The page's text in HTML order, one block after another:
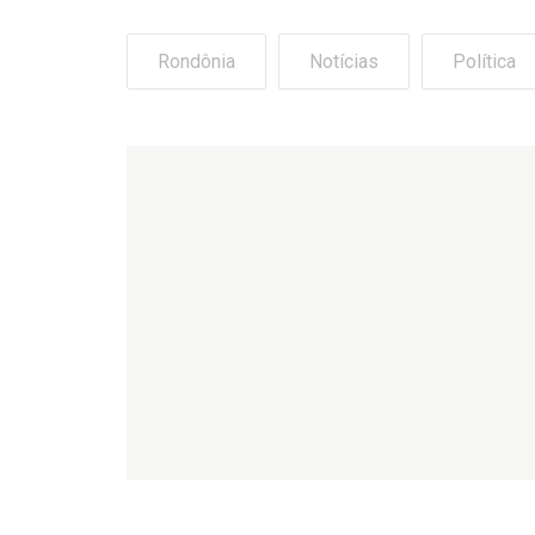
Rondônia Notícias Política